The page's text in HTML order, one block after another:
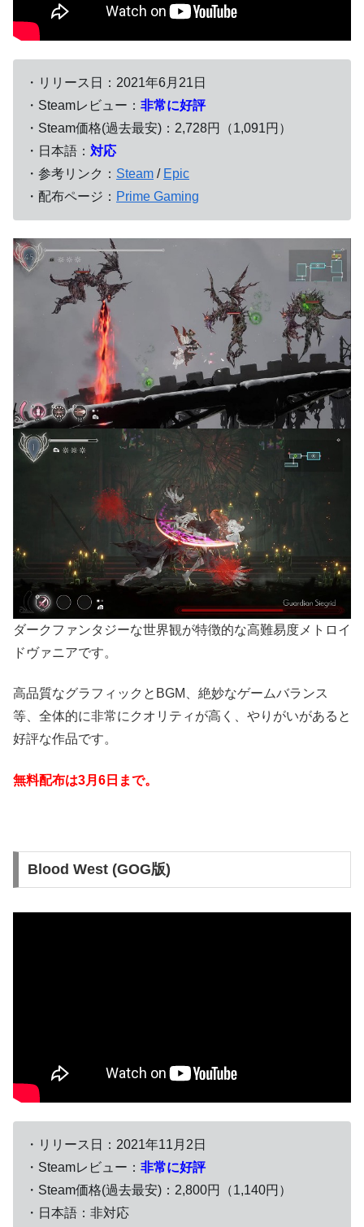
・リリース日：2021年6月21日
・Steamレビュー： 非常に好評
・Steam価格(過去最安)：2,728円（1,091円）
・日本語： 対応
・参考リンク： Steam / Epic
・配布ページ： Prime Gaming
ダークファンタジーな世界観が特徴的な高難易度メトロイ
ドヴァニアです。
高品質なグラフィックとBGM、絶妙なゲームバランス
等、全体的に非常にクオリティが高く、やりがいがあると
好評な作品です。
無料配布は3月6日まで。
Blood West (GOG版)
・リリース日：2021年11月2日
・Steamレビュー： 非常に好評
・Steam価格(過去最安)：2,800円（1,140円）
・日本語：非対応